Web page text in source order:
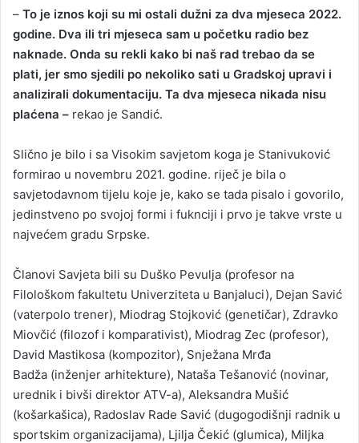
– To je iznos koji su mi ostali dužni za dva mjeseca 2022.
godine. Dva ili tri mjeseca sam u početku radio bez
naknade. Onda su rekli kako bi naš rad trebao da se
plati, jer smo sjedili po nekoliko sati u Gradskoj upravi i
analizirali dokumentaciju. Ta dva mjeseca nikada nisu
plaćena – rekao je Sandić.
Slično je bilo i sa Visokim savjetom koga je Stanivuković
formirao u novembru 2021. godine. riječ je bila o
savjetodavnom tijelu koje je, kako se tada pisalo i govorilo,
jedinstveno po svojoj formi i fuknciji i prvo je takve vrste u
najvećem gradu Srpske.
Članovi Savjeta bili su Duško Pevulja (profesor na
Filološkom fakultetu Univerziteta u Banjaluci), Dejan Savić
(vaterpolo trener), Miodrag Stojković (genetičar), Zdravko
Miovčić (filozof i komparativist), Miodrag Zec (profesor),
David Mastikosa (kompozitor), Snježana Mrđa
Badža (inženjer arhitekture), Nataša Tešanović (novinar,
urednik i bivši direktor ATV-a), Aleksandra Mušić
(košarkašica), Radoslav Rade Savić (dugogodišnji radnik u
sportskim organizacijama), Ljilja Čekić (glumica), Miljka